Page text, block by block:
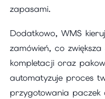
zapasami.
Dodatkowo, WMS
zamówień, co
kompletacji oraz
automatyzuje proces
przygotowania paczek